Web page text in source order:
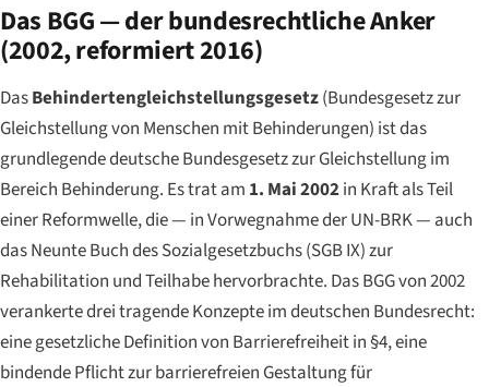
Das BGG — der bundesrechtliche Anker
(2002, reformiert 2016)
DasBehindertengleichstellungsgesetz(Bundesgesetz zur
Gleichstellung von Menschen mit Behinderungen) ist das
grundlegende deutsche Bundesgesetz zur Gleichstellung im
Bereich Behinderung. Es trat am 1. Mai 2002in Kraft als Teil
einer Reformwelle, die — in Vorwegnahme der UN-BRK — auch
das Neunte Buch des Sozialgesetzbuchs (SGB IX) zur
Rehabilitation und Teilhabe hervorbrachte. Das BGG von 2002
verankerte drei tragende Konzepte im deutschen Bundesrecht:
eine gesetzliche Definition von Barrierefreiheitin §4, eine
bindende Pflicht zur barrierefreien Gestaltung für